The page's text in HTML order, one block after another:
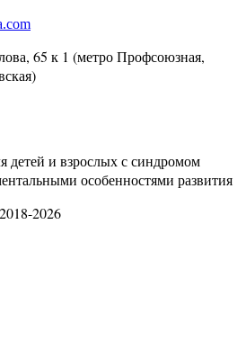
65 к 1 (метро Профсоюзная,
и взрослых с синдромом
особенностями развития
2026